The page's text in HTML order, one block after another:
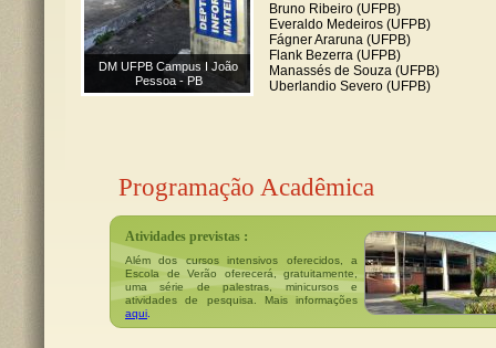
Bruno Ribeiro (UFPB)
Everaldo Medeiros (UFPB)
Fágner Araruna (UFPB)
Flank Bezerra (UFPB)
Manassés de Souza (UFPB)
Uberlandio Severo (UFPB)
Atividades previstas :
Além dos cursos intensivos oferecidos, a
Escola de Verão oferecerá, gratuitamente,
uma série de palestras, minicursos e
atividades de pesquisa. Mais informações
aqui
Programação Acadêmica
DM UFPB Campus I João
Pessoa - PB